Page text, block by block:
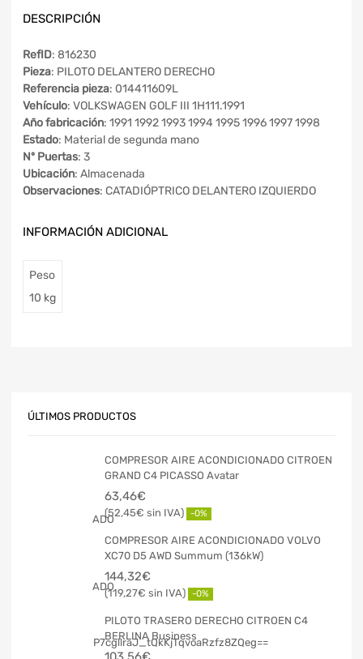
DESCRIPCIÓN
RefID: 816230
Pieza: PILOTO DELANTERO DERECHO
Referencia pieza: 014411609L
Vehículo: VOLKSWAGEN GOLF III 1H111.1991
Año fabricación: 1991 1992 1993 1994 1995 1996 1997 1998
Estado: Material de segunda mano
Nº Puertas: 3
Ubicación: Almacenada
Observaciones: CATADIÓPTRICO DELANTERO IZQUIERDO
INFORMACIÓN ADICIONAL
Peso
10 kg
ÚLTIMOS PRODUCTOS
COMPRESOR AIRE ACONDICIONADO CITROEN
GRAND C4 PICASSO Avatar
63,46€
52,45€ -0%
COMPRESOR AIRE ACONDICIONADO VOLVO
XC70 D5 AWD Summum (136kW)
144,32€
119,27€ -0%
PILOTO TRASERO DERECHO CITROEN C4
BERLINA Business